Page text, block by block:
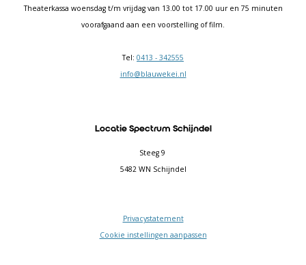
Theaterkassa woensdag t/m vrijdag van 13.00 tot 17.00 uur en 75 minuten
voorafgaand aan een voorstelling of film.
Tel: 0413 - 342555
info@blauwekei.nl
Locatie Spectrum Schijndel
Steeg 9
5482 WN Schijndel
Privacystatement
Cookie instellingen aanpassen